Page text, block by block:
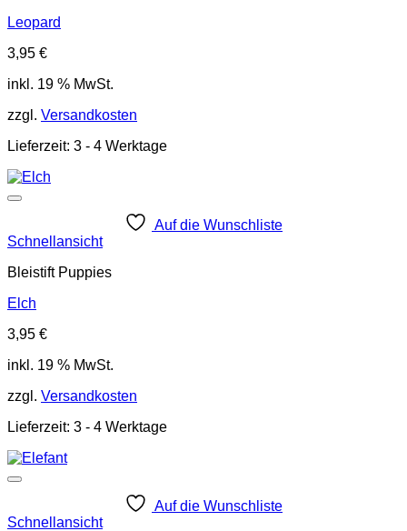
Leopard
3,95 €
inkl. 19 % MwSt.
zzgl. Versandkosten
Lieferzeit: 3 - 4 Werktage
Auf die Wunschliste
Schnellansicht
Bleistift Puppies
Elch
3,95 €
inkl. 19 % MwSt.
zzgl. Versandkosten
Lieferzeit: 3 - 4 Werktage
Auf die Wunschliste
Schnellansicht